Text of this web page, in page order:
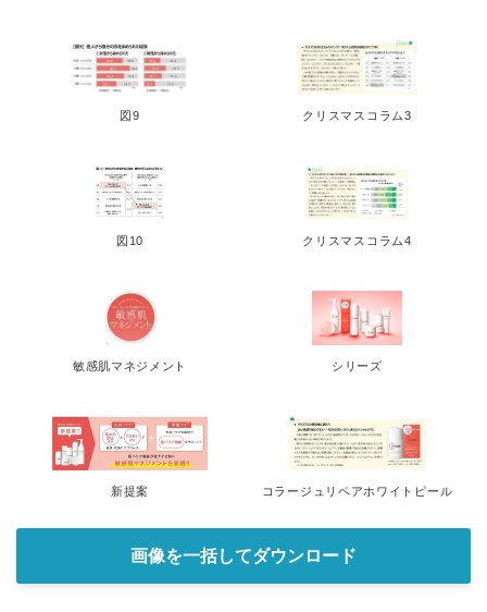
図9 クリスマスコラム3
図10 クリスマスコラム4
敏感肌マネジメント シリーズ
新提案 コラージュリペアホワイトピール
画像を一括してダウンロード